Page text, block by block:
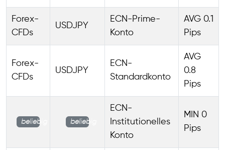
Forex-
CFDs
USDJPY
ECN-Prime-
Konto
AVG 0.1
Pips
Forex-
CFDs
USDJPY
ECN-
Standardkonto
AVG
0.8
Pips
beliebig beliebig
ECN-
Institutionelles
Konto
MIN 0
Pips